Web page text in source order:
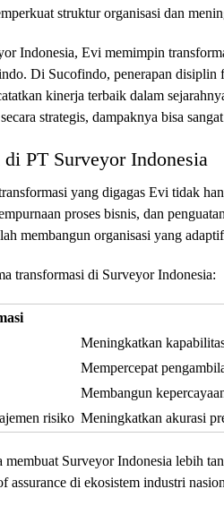
struktur organisasi dan
Indonesia, Evi memimpin
Di Sucofindo, penerapan disiplin
kinerja terbaik dalam
strategis, dampaknya bisa
PT Surveyor Indonesia
yang digagas Evi tidak
proses bisnis, dan
membangun organisasi yang
transformasi di Surveyor Indonesia:
Meningkatkan
Mempercepat
Membangun
risiko Meningkatkan akurasi
Surveyor Indonesia lebih
assurance di ekosistem industri